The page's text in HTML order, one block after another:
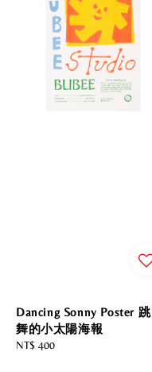
Dancing Sonny Poster 跳
舞的小太陽海報
Regular
NT$ 400